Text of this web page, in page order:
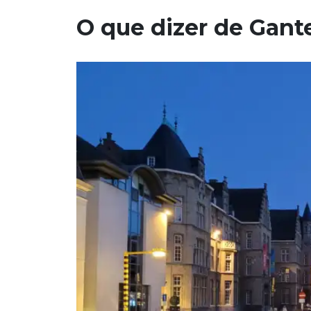
O que dizer de